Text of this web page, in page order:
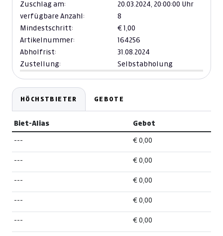
Zuschlag am:
20.03.2024, 20:00:00 Uhr
verfügbare Anzahl:
8
Mindestschritt:
€ 1,00
Artikelnummer:
164256
Abholfrist:
31.08.2024
Zustellung:
Selbstabholung
HÖCHSTBIETER GEBOTE
Biet-Alias Gebot
--- € 0,00
--- € 0,00
--- € 0,00
--- € 0,00
--- € 0,00